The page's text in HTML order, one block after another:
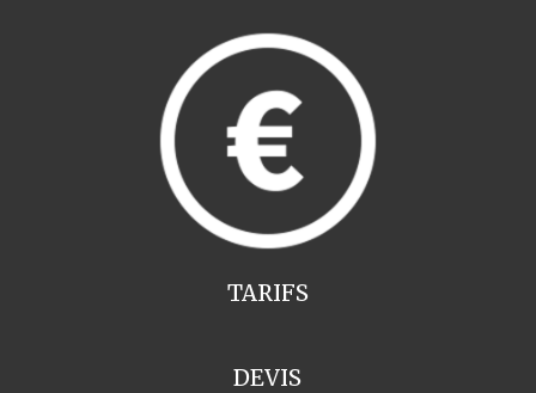
TARIFS
DEVIS